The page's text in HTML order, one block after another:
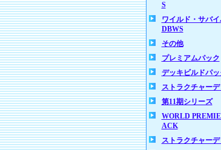
S
ワイルド・サバ
DBWS
その他
プレミアムパック
デッキビルドパッ
ストラクチャーデ
第11期シリーズ
WORLD
ACK
ストラクチャー